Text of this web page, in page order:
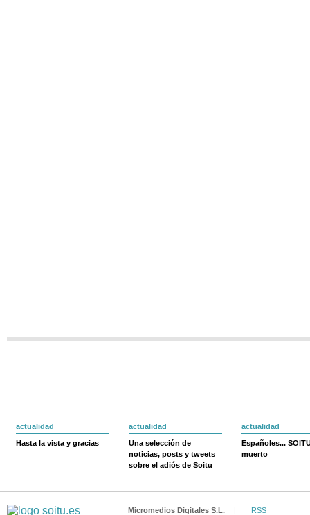
actualidad
Hasta la vista y gracias
actualidad
Una selección de
noticias, posts y tweets
sobre el adiós de Soitu
actualidad
Españoles...
muerto
Micromedios Digitales S.L. |
RSS